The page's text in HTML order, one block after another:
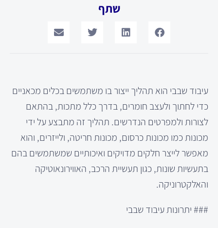
שתף
עיבוד שבבי הוא תהליך ייצור בו משתמשים בכלים מכאניים
כדי לחתוך ולעצב חומרים, בדרך כלל מתכות, בהתאם
לצורות ולמפרטים הנדרשים. תהליך זה מתבצע על ידי
מכונות כמו מכונות כרסום, מכונות חריטה, ולייזרים, והוא
מאפשר לייצר חלקים מדויקים ואיכותיים שמשתמשים בהם
בתעשיות שונות, כגון תעשיית הרכב, האווירונאוטיקה
והאלקטרוניקה.
### יתרונות עיבוד שבבי